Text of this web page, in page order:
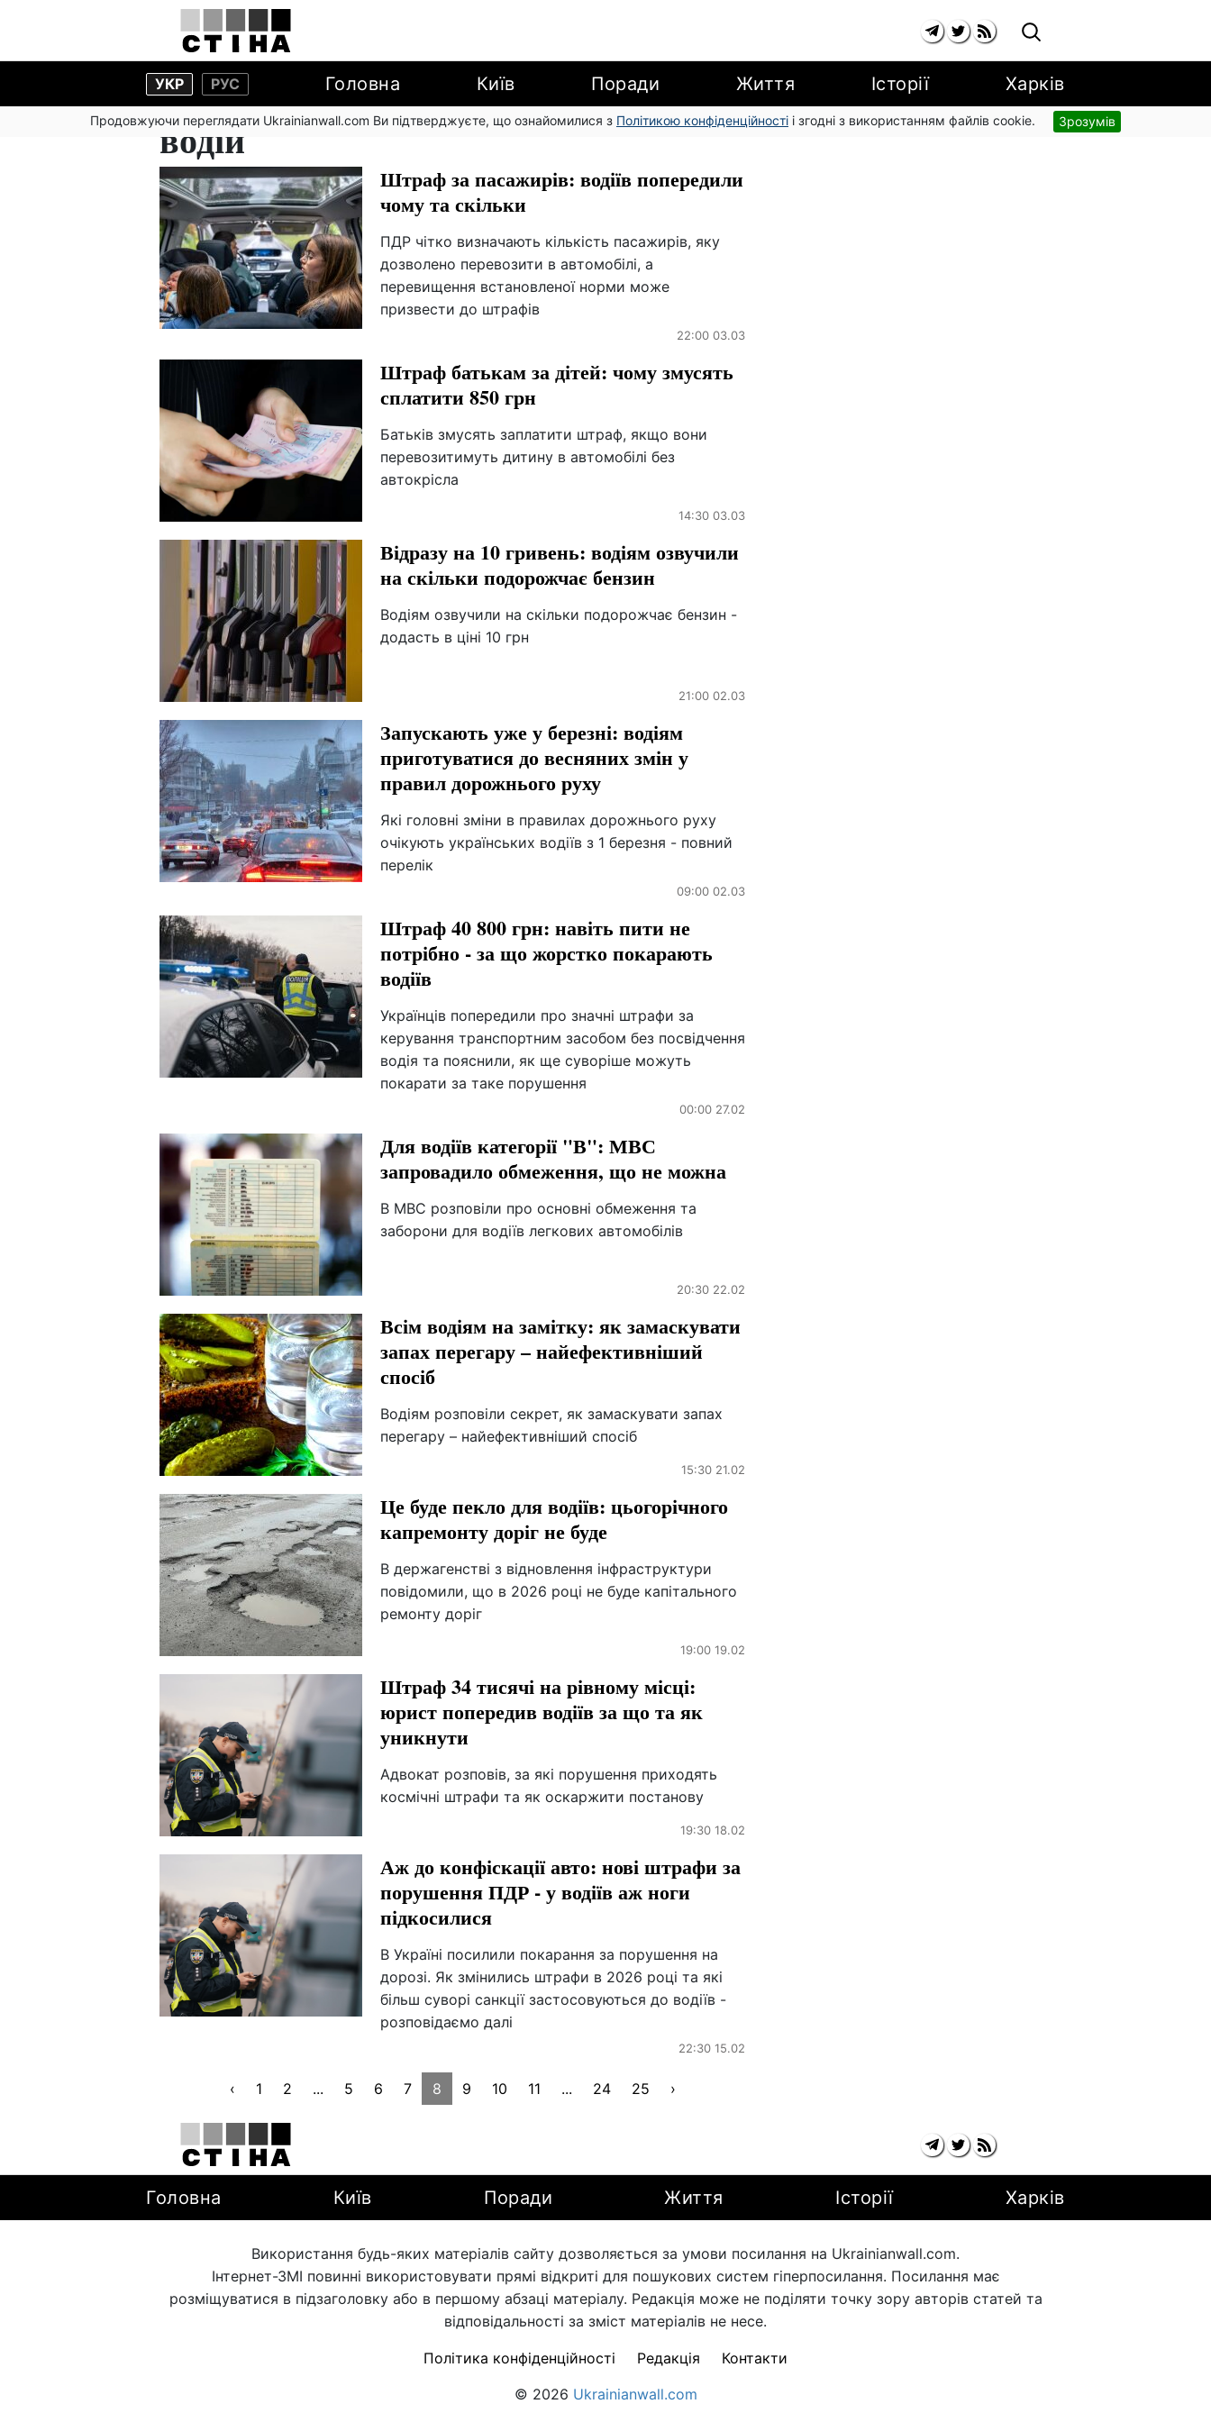
УКР РУС Головна Київ Поради Життя Історії Харків
Продовжуючи переглядати Ukrainianwall.com Ви підтверджуєте, що ознайомилися з Політикою конфіденційності і згодні з використанням файлів cookie. Зрозумів
водій
Штраф за пасажирів: водіїв попередили
чому та скільки
ПДР чітко визначають кількість пасажирів, яку
дозволено перевозити в автомобілі, а
перевищення встановленої норми може
призвести до штрафів
22:00 03.03
Штраф батькам за дітей: чому змусять
сплатити 850 грн
Батьків змусять заплатити штраф, якщо вони
перевозитимуть дитину в автомобілі без
автокрісла
14:30 03.03
Відразу на 10 гривень: водіям озвучили
на скільки подорожчає бензин
Водіям озвучили на скільки подорожчає бензин -
додасть в ціні 10 грн
21:00 02.03
Запускають уже у березні: водіям
приготуватися до весняних змін у
правил дорожнього руху
Які головні зміни в правилах дорожнього руху
очікують українських водіїв з 1 березня - повний
перелік
09:00 02.03
Штраф 40 800 грн: навіть пити не
потрібно - за що жорстко покарають
водіїв
Українців попередили про значні штрафи за
керування транспортним засобом без посвідчення
водія та пояснили, як ще суворіше можуть
покарати за таке порушення
00:00 27.02
Для водіїв категорії "В": МВС
запровадило обмеження, що не можна
В МВС розповіли про основні обмеження та
заборони для водіїв легкових автомобілів
20:30 22.02
Всім водіям на замітку: як замаскувати
запах перегару – найефективніший
спосіб
Водіям розповіли секрет, як замаскувати запах
перегару – найефективніший спосіб
15:30 21.02
Це буде пекло для водіїв: цьогорічного
капремонту доріг не буде
В держагенстві з відновлення інфраструктури
повідомили, що в 2026 році не буде капітального
ремонту доріг
19:00 19.02
Штраф 34 тисячі на рівному місці:
юрист попередив водіїв за що та як
уникнути
Адвокат розповів, за які порушення приходять
космічні штрафи та як оскаржити постанову
19:30 18.02
Аж до конфіскації авто: нові штрафи за
порушення ПДР - у водіїв аж ноги
підкосилися
В Україні посилили покарання за порушення на
дорозі. Як змінились штрафи в 2026 році та які
більш суворі санкції застосовуються до водіїв -
розповідаємо далі
22:30 15.02
‹ 1 2 ... 5 6 7 8 9 10 11 ... 24 25 ›
Головна Київ Поради Життя Історії Харків
Використання будь-яких матеріалів сайту дозволяється за умови посилання на Ukrainianwall.com.
Інтернет-ЗМІ повинні використовувати прямі відкриті для пошукових систем гіперпосилання. Посилання має
розміщуватися в підзаголовку або в першому абзаці матеріалу. Редакція може не поділяти точку зору авторів статей та
відповідальності за зміст матеріалів не несе.
Політика конфіденційності Редакція
Контакти
© 2026 Ukrainianwall.com